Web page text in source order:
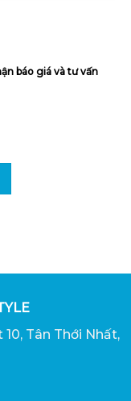
báo giá và tư vấn
Tân Thới Nhất,